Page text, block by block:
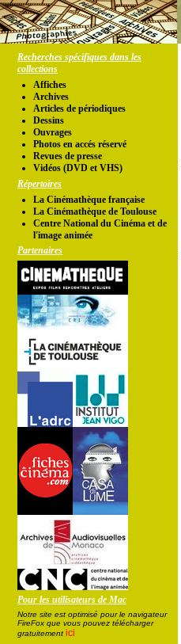
Recherches spécifiques dans les
collections
Affiches
Archives
Articles de périodiques
Dessins
Ouvrages
Photos en accés réservé
Revues de presse
Vidéos (DVD et VHS)
Répertoires
La Cinémathèque française
La Cinémathèque de Toulouse
Centre National du Cinéma et de
l'image animée
Partenaires
Pour les utilisateurs de Mac
Notre site est optimisé pour le navigateur
FireFox que vous pouvez télécharger
gratuitement ici